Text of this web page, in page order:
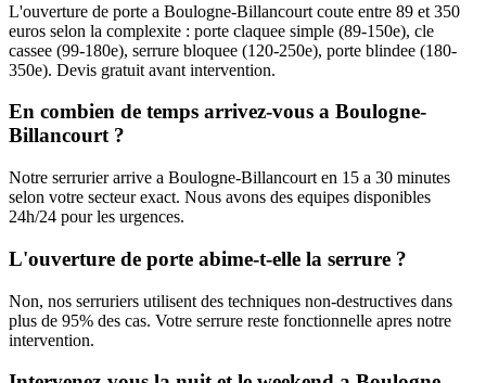
L'ouverture de porte a Boulogne-Billancourt coute entre 89 et 350
euros selon la complexite : porte claquee simple (89-150e), cle
cassee (99-180e), serrure bloquee (120-250e), porte blindee (180-
350e). Devis gratuit avant intervention.
En combien de temps arrivez-vous a Boulogne-
Billancourt ?
Notre serrurier arrive a Boulogne-Billancourt en 15 a 30 minutes
selon votre secteur exact. Nous avons des equipes disponibles
24h/24 pour les urgences.
L'ouverture de porte abime-t-elle la serrure ?
Non, nos serruriers utilisent des techniques non-destructives dans
plus de 95% des cas. Votre serrure reste fonctionnelle apres notre
intervention.